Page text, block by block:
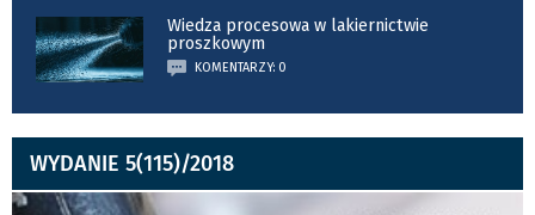
Wiedza procesowa w lakiernictwie
proszkowym
KOMENTARZY: 0
WYDANIE 5(115)/2018